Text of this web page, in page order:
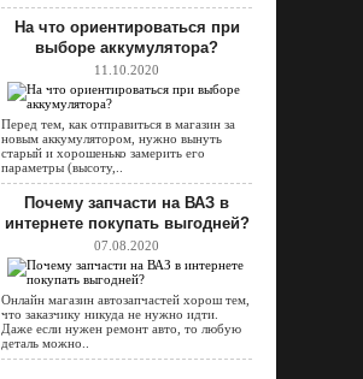
На что ориентироваться при
выборе аккумулятора?
11.10.2020
Перед тем, как отправиться в магазин за
новым аккумулятором, нужно вынуть
старый и хорошенько замерить его
параметры (высоту,..
Почему запчасти на ВАЗ в
интернете покупать выгодней?
07.08.2020
Онлайн магазин автозапчастей хорош тем,
что заказчику никуда не нужно идти.
Даже если нужен ремонт авто, то любую
деталь можно..